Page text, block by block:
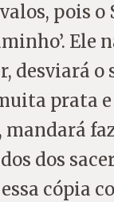
pois o
Ele
desviará
prata
mandará
dos
cópia